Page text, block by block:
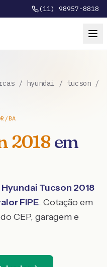
(11) 98957-8818
/ hyundai / tucson /
/BA
2018em
Hyundai Tucson 2018
FIPE. Cotação em
CEP, garagem e